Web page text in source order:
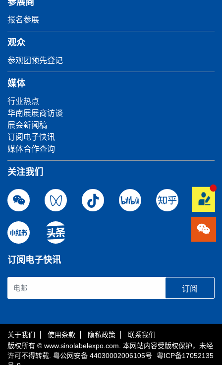
参展商
报名参展
观众
参观团预先登记
媒体
行业热点
华南展展商访谈
展会新闻稿
订阅电子快讯
媒体合作查询
关注我们
订阅电子快讯
订阅
关于我们 使用条款 隐私政策
联系我们
版权所有 © www.sinolabelexpo.com. 本网站内容受版权保护，未经
许可不得转载. 粤公网安备 44030002006105号
粤ICP备17052135